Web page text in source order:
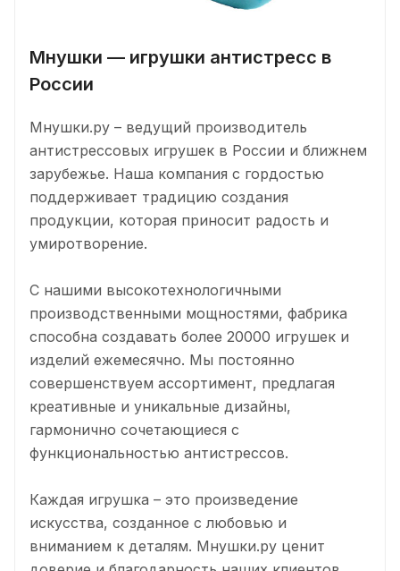
Мнушки — игрушки антистресс в
России
Mнушки.ру – ведущий производитель
антистрессовых игрушек в России и ближнем
зарубежье. Наша компания с гордостью
поддерживает традицию создания
продукции, которая приносит радость и
умиротворение.
С нашими высокотехнологичными
производственными мощностями, фабрика
способна создавать более 20000 игрушек и
изделий ежемесячно. Мы постоянно
совершенствуем ассортимент, предлагая
креативные и уникальные дизайны,
гармонично сочетающиеся с
функциональностью антистрессов.
Каждая игрушка – это произведение
искусства, созданное с любовью и
вниманием к деталям. Mнушки.ру ценит